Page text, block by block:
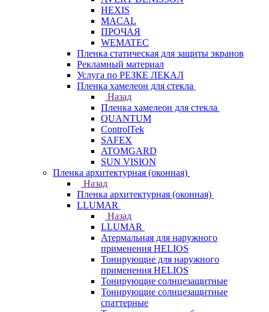
HEXIS
MACAL
ПРОЧАЯ
WEMATEC
Пленка статическая для защиты экранов
Рекламный материал
Услуга по РЕЗКЕ ЛЕКАЛ
Пленка хамелеон для стекла
Назад
Пленка хамелеон для стекла
QUANTUM
ControlTek
SAFEX
ATOMGARD
SUN VISION
Пленка архитектурная (оконная)
Назад
Пленка архитектурная (оконная)
LLUMAR
Назад
LLUMAR
Атермальная для наружного
применения HELIOS
Тонирующие для наружного
применения HELIOS
Тонирующие солнцезащитные
Тонирующие солнцезащитные
спаттерные